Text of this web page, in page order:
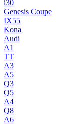
i30
Genesis Coupe
IX55
Kona
Audi
A1
TT
A3
A5
Q3
Q5
A4
Q8
A6